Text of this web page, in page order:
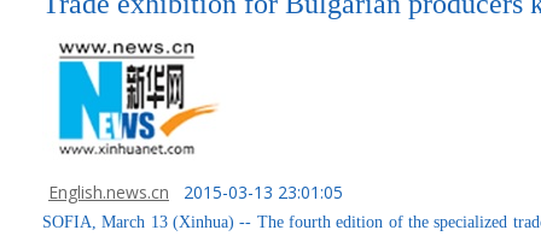
English.news.cn 2015-03-13 23:01:05
SOFIA, March 13 (Xinhua) -- The fourth edition of the specialized